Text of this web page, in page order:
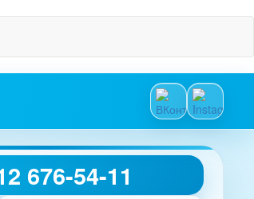
676-54-11